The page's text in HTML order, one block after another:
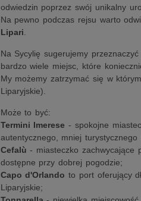
odwiedzin poprzez swój unikalny
Na pewno podczas rejsu warto
Lipari
Na Sycylię sugerujemy
bardzo wiele miejsc, które
My możemy zatrzymać się w
Liparyjskie).
Może to być:
Termini Imerese - spokojne
autentycznego, mniej turystycznego
Cefalù - miasteczko zachwycające
dostępne przy dobrej pogodzie;
Capo d'Orlando to port oferujący
Liparyjskie;